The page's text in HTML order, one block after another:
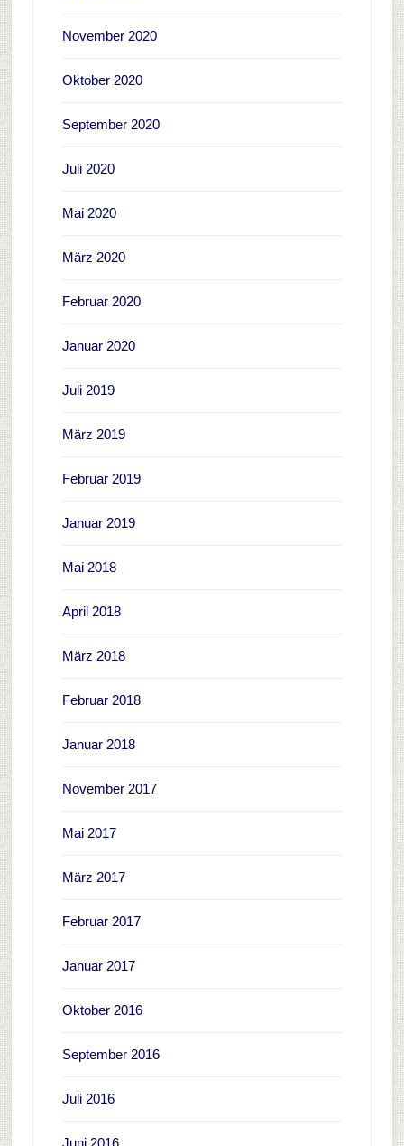
November 2020
Oktober 2020
September 2020
Juli 2020
Mai 2020
März 2020
Februar 2020
Januar 2020
Juli 2019
März 2019
Februar 2019
Januar 2019
Mai 2018
April 2018
März 2018
Februar 2018
Januar 2018
November 2017
Mai 2017
März 2017
Februar 2017
Januar 2017
Oktober 2016
September 2016
Juli 2016
Juni 2016